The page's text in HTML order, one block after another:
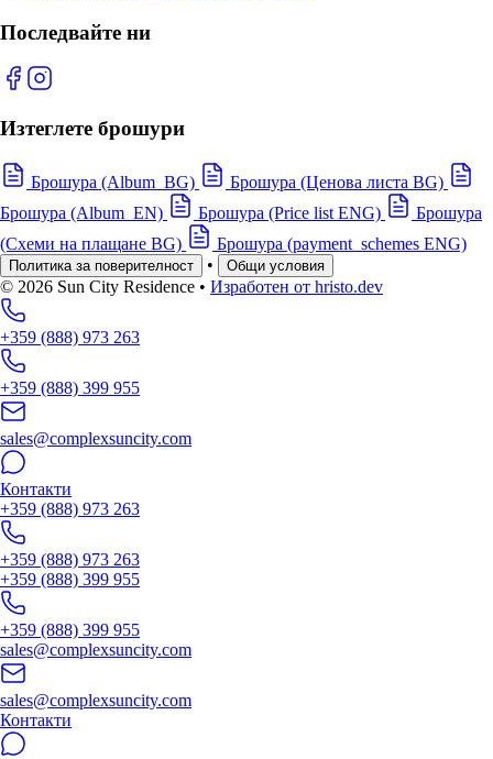
Последвайте ни
Изтеглете брошури
Брошура (Album_BG)
Брошура (Ценова листа BG)
Брошура (Album_EN)
Брошура (Price list ENG)
Брошура
(Схеми на плащане BG)
Брошура (payment_schemes ENG)
Политика за поверителност • Общи условия
© 2026 Sun City Residence • Изработен от hristo.dev
+359 (888) 973 263
+359 (888) 399 955
sales@complexsuncity.com
Контакти
+359 (888) 973 263
+359 (888) 973 263
+359 (888) 399 955
+359 (888) 399 955
sales@complexsuncity.com
sales@complexsuncity.com
Контакти